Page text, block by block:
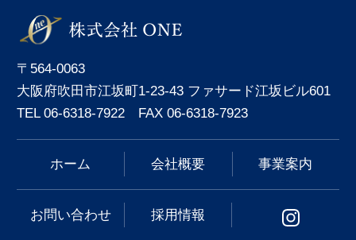
〒564-0063
大阪府吹田市江坂町1-23-43 ファサード江坂ビル601
TEL 06-6318-7922 FAX 06-6318-7923
ホーム 会社概要 事業案内
お問い合わせ 採用情報